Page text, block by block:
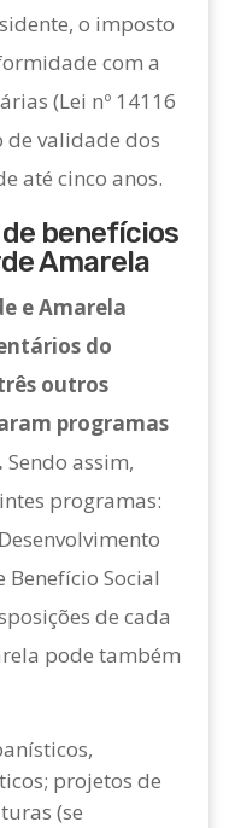
o imposto
com a
(Lei nº 14116
de validade dos
até cinco anos.
benefícios
Amarela
e Amarela
do
outros
programas
Sendo assim,
programas:
Benefício Social
de cada
pode também
projetos de
(se